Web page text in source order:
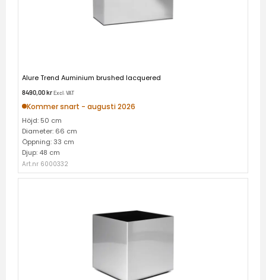
Alure Trend Auminium brushed lacquered
8490,00krExcl. VAT
Kommer snart - augusti 2026
Höjd: 50 cm
Diameter: 66 cm
Öppning: 33 cm
Djup: 48 cm
Art.nr 6000332